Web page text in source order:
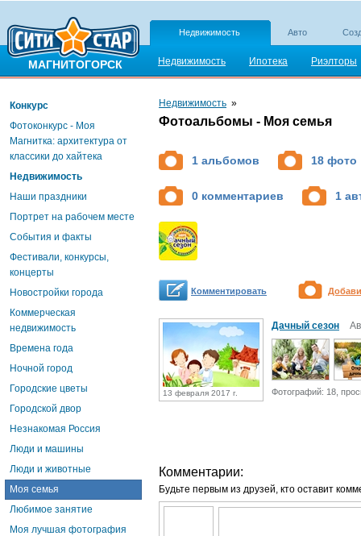
МАГНИТОГОРСК
Недвижимость Авто
Недвижимость Ипотека Риэлторы
Конкурс
Фотоконкурс - Моя
Магнитка: архитектура от
классики до хайтека
Недвижимость
Наши праздники
Портрет на рабочем месте
События и факты
Фестивали, конкурсы,
концерты
Новостройки города
Коммерческая
недвижимость
Времена года
Ночной город
Городские цветы
Городской двор
Незнакомая Россия
Люди и машины
Люди и животные
Моя семья
Любимое занятие
Моя лучшая фотография
Недвижимость »
Фотоальбомы - Моя семья
1 альбомов 18 фото
0 комментариев 1
Комментировать
13 февраля 2017 г.
Дачный сезон
Фотографий: 18,
Комментарии:
Будьте первым из друзей, кто оставит